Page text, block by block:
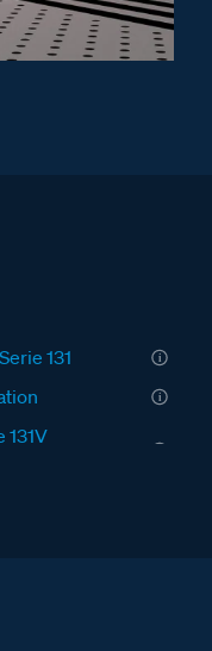
131